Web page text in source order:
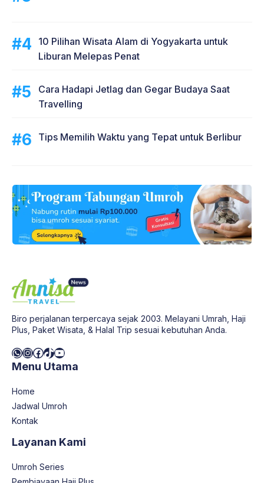
10 Pilihan Wisata Alam di Yogyakarta untuk
Liburan Melepas Penat
Cara Hadapi Jetlag dan Gegar Budaya Saat
Travelling
Tips Memilih Waktu yang Tepat untuk Berlibur
Biro perjalanan terpercaya sejak 2003. Melayani Umrah, Haji
Plus, Paket Wisata, & Halal Trip sesuai kebutuhan Anda.
WhatsApp
Instagram
Facebook
TikTok
YouTube
Menu Utama
Home
Jadwal Umroh
Kontak
Layanan Kami
Umroh Series